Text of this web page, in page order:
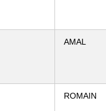
AMAL
ROMAIN